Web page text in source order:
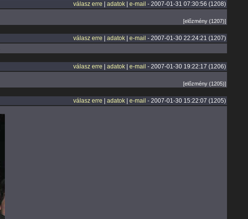
válasz erre adatok| e-mail - 2007-01-31 07:30:56 (1208)
[előzmény (1207)]
válasz erre adatok| e-mail - 2007-01-30 22:24:21 (1207)
válasz erre adatok| e-mail - 2007-01-30 19:22:17 (1206)
[előzmény (1205)]
válasz erre adatok| e-mail - 2007-01-30 15:22:07 (1205)